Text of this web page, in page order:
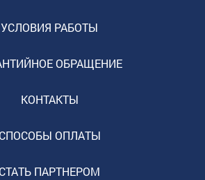
УСЛОВИЯ РАБОТЫ
ОБРАЩЕНИЕ
КОНТАКТЫ
СПОСОБЫ ОПЛАТЫ
СТАТЬ ПАРТНЕРОМ